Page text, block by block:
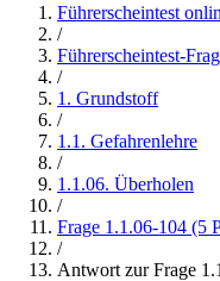
Führerscheintest
/
Führerscheintest-
/
1. Grundstoff
/
1.1. Gefahrenlehre
/
1.1.06. Überholen
/
Frage 1.1.06-104 (5
/
Antwort zur Frage